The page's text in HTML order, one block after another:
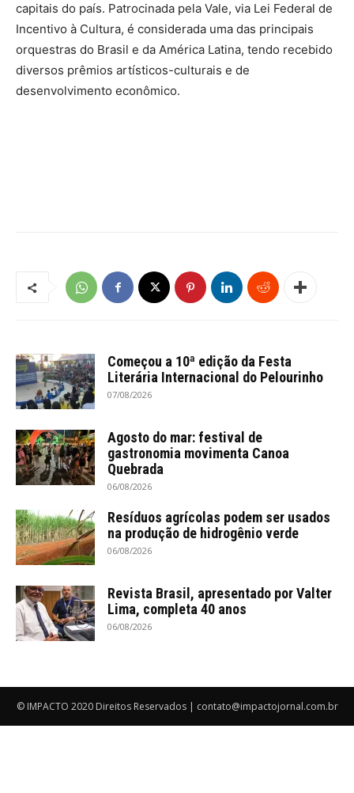
capitais do país. Patrocinada pela Vale, via Lei Federal de
Incentivo à Cultura, é considerada uma das principais
orquestras do Brasil e da América Latina, tendo recebido
diversos prêmios artísticos-culturais e de
desenvolvimento econômico.
Começou a 10ª edição da Festa
Literária Internacional do Pelourinho
07/08/2026
Agosto do mar: festival de
gastronomia movimenta Canoa
Quebrada
06/08/2026
Resíduos agrícolas podem ser usados
na produção de hidrogênio verde
06/08/2026
Revista Brasil, apresentado por Valter
Lima, completa 40 anos
06/08/2026
© IMPACTO 2020 Direitos Reservados | contato@impactojornal.com.br